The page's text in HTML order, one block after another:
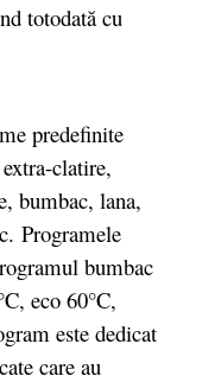
totodată cu
predefinite
clatire,
bumbac, lana,
Programele
bumbac
eco 60°C,
este dedicat
care au